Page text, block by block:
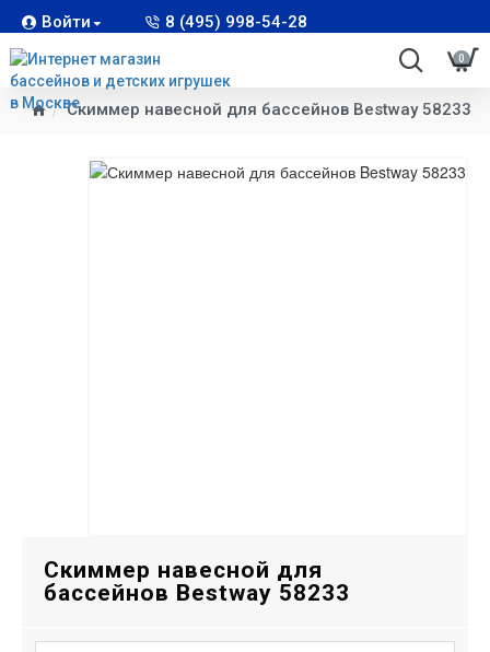
Войти 8 (495) 998-54-28
0
Скиммер навесной для бассейнов Bestway 58233
Скиммер навесной для
бассейнов Bestway 58233